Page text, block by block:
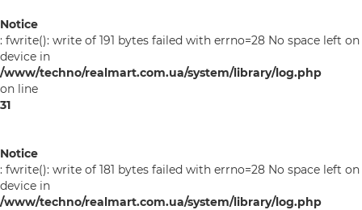
Notice
: fwrite(): write of 191 bytes failed with errno=28 No space left on
device in
/www/techno/realmart.com.ua/system/library/log.php
on line
31
Notice
: fwrite(): write of 181 bytes failed with errno=28 No space left on
device in
/www/techno/realmart.com.ua/system/library/log.php